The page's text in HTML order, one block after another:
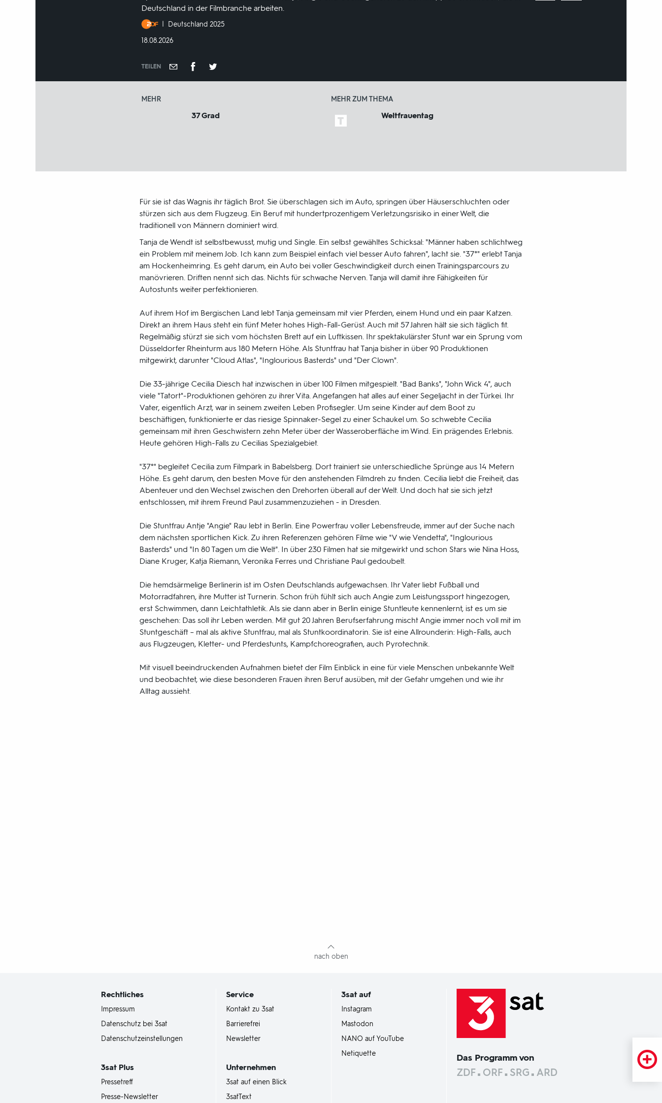
Deutschland in der Filmbranche arbeiten.
Produktionsland
und
Deutschland 2025
DATUM:
18.08.2026
TEILEN
MEHR
37 Grad
MEHR ZUM THEMA
Weltfrauentag
Für sie ist das Wagnis ihr täglich Brot. Sie überschlagen sich im Auto, springen über Häuserschluchten oder
stürzen sich aus dem Flugzeug. Ein Beruf mit hundertprozentigem Verletzungsrisiko in einer Welt, die
traditionell von Männern dominiert wird.
Tanja de Wendt ist selbstbewusst, mutig und Single. Ein selbst gewähltes Schicksal: "Männer haben schlichtweg
ein Problem mit meinem Job. Ich kann zum Beispiel einfach viel besser Auto fahren", lacht sie. "37°" erlebt Tanja
am Hockenheimring. Es geht darum, ein Auto bei voller Geschwindigkeit durch einen Trainingsparcours zu
manövrieren. Driften nennt sich das. Nichts für schwache Nerven. Tanja will damit ihre Fähigkeiten für
Autostunts weiter perfektionieren.
Auf ihrem Hof im Bergischen Land lebt Tanja gemeinsam mit vier Pferden, einem Hund und ein paar Katzen.
Direkt an ihrem Haus steht ein fünf Meter hohes High-Fall-Gerüst. Auch mit 57 Jahren hält sie sich täglich fit.
Regelmäßig stürzt sie sich vom höchsten Brett auf ein Luftkissen. Ihr spektakulärster Stunt war ein Sprung vom
Düsseldorfer Rheinturm aus 180 Metern Höhe. Als Stuntfrau hat Tanja bisher in über 90 Produktionen
mitgewirkt, darunter "Cloud Atlas", "Inglourious Basterds" und "Der Clown".
Die 33-jährige Cecilia Diesch hat inzwischen in über 100 Filmen mitgespielt. "Bad Banks", "John Wick 4", auch
viele "Tatort"-Produktionen gehören zu ihrer Vita. Angefangen hat alles auf einer Segeljacht in der Türkei. Ihr
Vater, eigentlich Arzt, war in seinem zweiten Leben Profisegler. Um seine Kinder auf dem Boot zu
beschäftigen, funktionierte er das riesige Spinnaker-Segel zu einer Schaukel um. So schwebte Cecilia
gemeinsam mit ihren Geschwistern zehn Meter über der Wasseroberfläche im Wind. Ein prägendes Erlebnis.
Heute gehören High-Falls zu Cecilias Spezialgebiet.
"37°" begleitet Cecilia zum Filmpark in Babelsberg. Dort trainiert sie unterschiedliche Sprünge aus 14 Metern
Höhe. Es geht darum, den besten Move für den anstehenden Filmdreh zu finden. Cecilia liebt die Freiheit, das
Abenteuer und den Wechsel zwischen den Drehorten überall auf der Welt. Und doch hat sie sich jetzt
entschlossen, mit ihrem Freund Paul zusammenzuziehen - in Dresden.
Die Stuntfrau Antje "Angie" Rau lebt in Berlin. Eine Powerfrau voller Lebensfreude, immer auf der Suche nach
dem nächsten sportlichen Kick. Zu ihren Referenzen gehören Filme wie "V wie Vendetta", "Inglourious
Basterds" und "In 80 Tagen um die Welt". In über 230 Filmen hat sie mitgewirkt und schon Stars wie Nina Hoss,
Diane Kruger, Katja Riemann, Veronika Ferres und Christiane Paul gedoubelt.
Die hemdsärmelige Berlinerin ist im Osten Deutschlands aufgewachsen. Ihr Vater liebt Fußball und
Motorradfahren, ihre Mutter ist Turnerin. Schon früh fühlt sich auch Angie zum Leistungssport hingezogen,
erst Schwimmen, dann Leichtathletik. Als sie dann aber in Berlin einige Stuntleute kennenlernt, ist es um sie
geschehen: Das soll ihr Leben werden. Mit gut 20 Jahren Berufserfahrung mischt Angie immer noch voll mit im
Stuntgeschäft – mal als aktive Stuntfrau, mal als Stuntkoordinatorin. Sie ist eine Allrounderin: High-Falls, auch
aus Flugzeugen, Kletter- und Pferdestunts, Kampfchoreografien, auch Pyrotechnik.
Mit visuell beeindruckenden Aufnahmen bietet der Film Einblick in eine für viele Menschen unbekannte Welt
und beobachtet, wie diese besonderen Frauen ihren Beruf ausüben, mit der Gefahr umgehen und wie ihr
Alltag aussieht.
nach oben
Rechtliches
Impressum
Datenschutz bei 3sat
Datenschutzeinstellungen
3satPlus
Pressetreff
Presse-Newsletter
Service
Kontakt zu 3sat
Barrierefrei
Newsletter
Unternehmen
3sat auf einen Blick
3satText
3sat auf
Instagram
Mastodon
NANO auf YouTube
Netiquette
Das Programm von
ZDF ORF SRG ARD